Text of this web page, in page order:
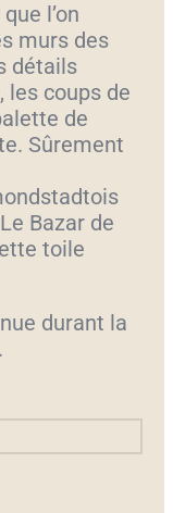
l’on
murs des
détails
les coups de
de
Sûrement
Bazar de
toile
durant la